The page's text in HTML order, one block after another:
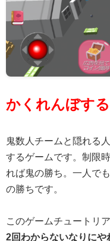
かくれんぼす
鬼数人チームと隠れる
するゲームです。制限
れば鬼の勝ち。一人で
の勝ちです。
このゲームチュートリ
2回わからないなりにや